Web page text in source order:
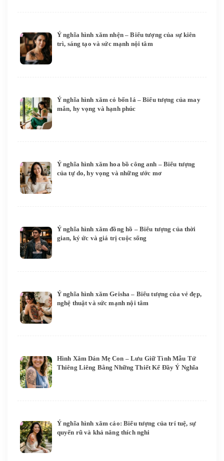
Ý nghĩa hình xăm nhện – Biểu tượng của sự kiên
trì, sáng tạo và sức mạnh nội tâm
Ý nghĩa hình xăm cỏ bốn lá – Biểu tượng của may
mắn, hy vọng và hạnh phúc
Ý nghĩa hình xăm hoa bồ công anh – Biểu tượng
của tự do, hy vọng và những ước mơ
Ý nghĩa hình xăm đồng hồ – Biểu tượng của thời
gian, ký ức và giá trị cuộc sống
Ý nghĩa hình xăm Geisha – Biểu tượng của vẻ đẹp,
nghệ thuật và sức mạnh nội tâm
Hình Xăm Dán Mẹ Con – Lưu Giữ Tình Mẫu Tử
Thiêng Liêng Bằng Những Thiết Kế Đầy Ý Nghĩa
Ý nghĩa hình xăm cáo: Biểu tượng của trí tuệ, sự
quyến rũ và khả năng thích nghi